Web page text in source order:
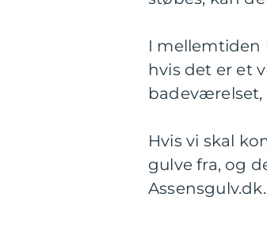
I mellemtiden
hvis det er et
Hvis vi skal
gulve fra, og
Assensgulv.dk.